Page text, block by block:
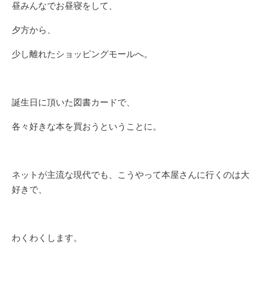
昼みんなでお昼寝をして、
夕方から、
少し離れたショッピングモールへ。
誕生日に頂いた図書カードで、
各々好きな本を買おうということに。
ネットが主流な現代でも、こうやって本屋さんに行くのは大
好きで、
わくわくします。